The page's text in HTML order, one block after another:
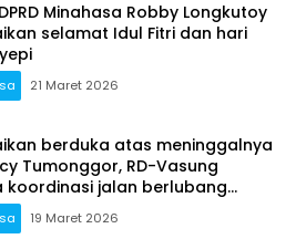
Minahasa Robby Longkutoy
selamat Idul Fitri dan hari
21 Maret 2026
berduka atas meninggalnya
Tumonggor, RD-Vasung
koordinasi jalan berlubang
Provinsi
19 Maret 2026